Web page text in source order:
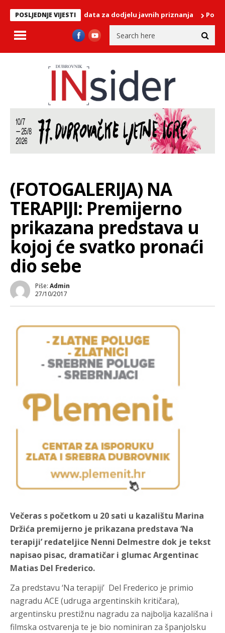
POSLJEDNJE VIJESTI
prijedloga kandidata za dodjelu javnih priznanja Pomorska
(FOTOGALERIJA) NA
TERAPIJI: Premijerno
prikazana predstava u
kojoj će svatko pronaći
dio sebe
Piše: Admin
27/10/2017
Večeras s početkom u 20 sati u kazalištu Marina
Držića premijerno je prikazana predstava ‘Na
terapiji’ redateljice Nenni Delmestre dok je tekst
napisao pisac, dramatičar i glumac Argentinac
Matias Del Frederico.
Za predstavu ‘Na terapiji’ Del Frederico je primio
nagradu ACE (udruga argentinskih kritičara),
argentinsku prestižnu nagradu za najbolja kazališna i
filmska ostvarenja te je bio nominiran za španjolsku